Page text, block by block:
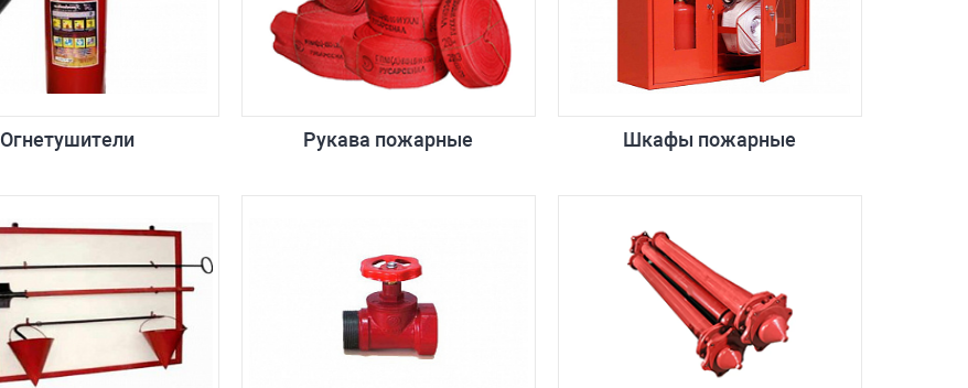
Огнетушители Рукава пожарные Шкафы пожарные